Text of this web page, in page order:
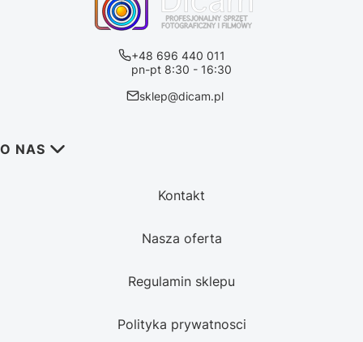
+48 696 440 011
pn-pt 8:30 - 16:30
sklep@dicam.pl
Linki w stopce
O NAS
Kontakt
Nasza oferta
Regulamin sklepu
Polityka prywatnosci